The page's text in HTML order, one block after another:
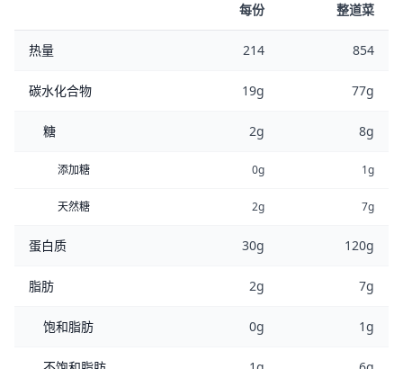
每份 整道菜
热量 214 854
碳水化合物 19g 77g
糖 2g 8g
添加糖 0g 1g
天然糖 2g 7g
蛋白质 30g 120g
脂肪 2g 7g
饱和脂肪 0g 1g